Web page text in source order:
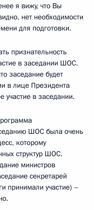
я вижу, что Вы
нет необходимости
для подготовки.
признательность
в заседании ШОС.
заседание будет
в лице Президента
участие в заседании.
ШОС была очень
которому
структур ШОС.
министров
секретарей
принимали участие) –